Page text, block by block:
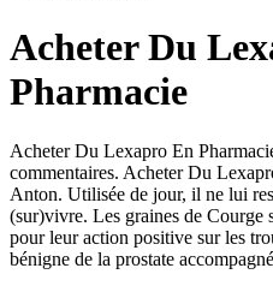
Acheter Du
Pharmacie
Acheter Du Lexapro En
commentaires. Acheter Du
Anton. Utilisée de jour, il ne lui
(sur)vivre. Les graines de Courge
pour leur action positive sur les
bénigne de la prostate